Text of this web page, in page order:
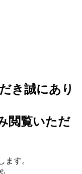
き誠にあり
閲覧いただ
ます。